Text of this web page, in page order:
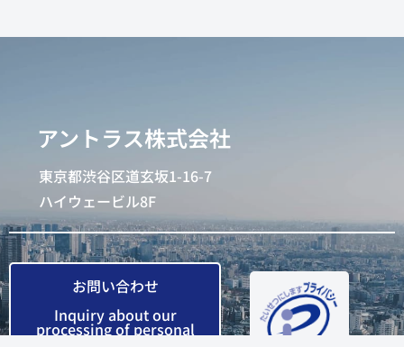
アントラス株式会社
東京都渋谷区道玄坂1-16-7
ハイウェービル8F
お問い合わせ
Inquiry about our
processing of personal